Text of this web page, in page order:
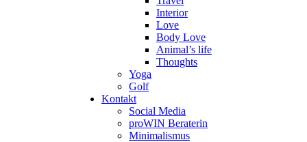
Interior
Love
Body Love
Animal’s life
Thoughts
Yoga
Golf
Kontakt
Social Media
proWIN Beraterin
Minimalismus